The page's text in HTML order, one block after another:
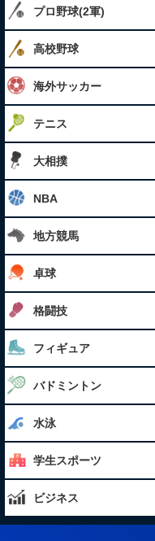
プロ野球(2軍)
高校野球
海外サッカー
テニス
大相撲
NBA
地方競馬
卓球
格闘技
フィギュア
バドミントン
水泳
学生スポーツ
ビジネス